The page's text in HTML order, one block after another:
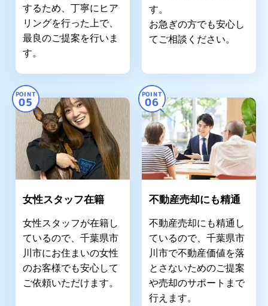
するため、丁寧にヒア
リングを行った上で、
最良のご提案を行いま
す。
す。
お急ぎの方でも安心し
てご相談ください。
POINT
05
女性スタッフ在籍
女性スタッフが在籍し
ているので、千葉県市
川市にお住まいの女性
のお客様でも安心して
ご依頼いただけます。
POINT
06
不動産売却にも精通
不動産売却にも精通し
ているので、千葉県市
川市で不動産価値を落
とさないためのご提案
や売却のサポートまで
行えます。